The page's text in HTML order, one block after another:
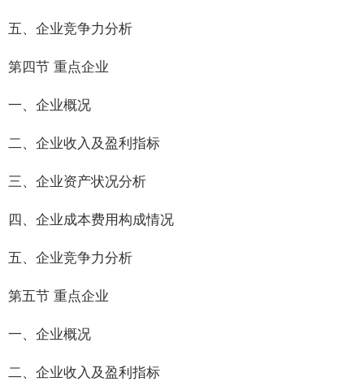
五、企业竞争力分析
第四节 重点企业
一、企业概况
二、企业收入及盈利指标
三、企业资产状况分析
四、企业成本费用构成情况
五、企业竞争力分析
第五节 重点企业
一、企业概况
二、企业收入及盈利指标